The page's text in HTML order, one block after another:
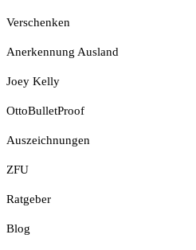
Verschenken
Anerkennung Ausland
Joey Kelly
OttoBulletProof
Auszeichnungen
ZFU
Ratgeber
Blog